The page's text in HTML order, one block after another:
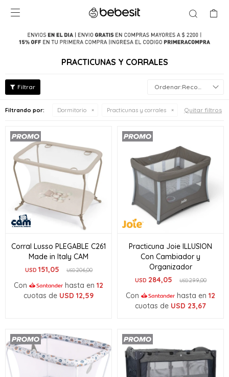

PRACTICUNAS Y CORRALES
Recomendados
Filtrando por: Dormitorio Practicunas y corrales Quitar filtros
Corral Lusso PLEGABLE C261
Made in Italy CAM
USD 151,05 USD206,00
Con hasta en 12
cuotas de USD 12,59
Practicuna Joie ILLUSION
Con Cambiador y
Organizador
USD 284,05 USD299,00
Con hasta en 12
cuotas de USD 23,67